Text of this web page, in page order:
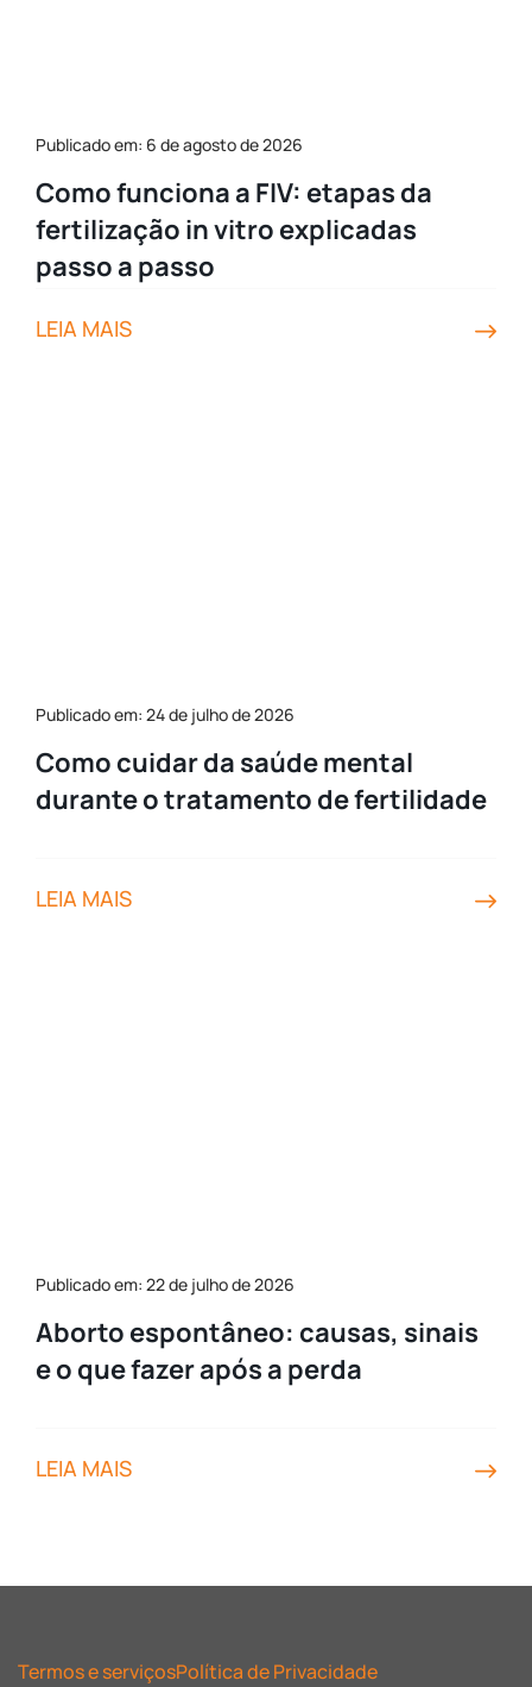
Publicado em: 6 de agosto de 2026
Como funciona a FIV: etapas da
fertilização in vitro explicadas
passo a passo
LEIA MAIS
Publicado em: 24 de julho de 2026
Como cuidar da saúde mental
durante o tratamento de fertilidade
LEIA MAIS
Publicado em: 22 de julho de 2026
Aborto espontâneo: causas, sinais
e o que fazer após a perda
LEIA MAIS
Termos e serviçosPolítica de Privacidade